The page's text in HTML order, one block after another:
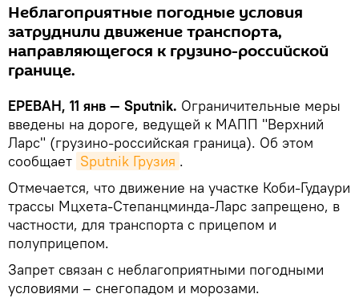
Неблагоприятные погодные условия
затруднили движение транспорта,
направляющегося к грузино-российской
границе.
ЕРЕВАН, 11 янв — Sputnik. Ограничительные меры
введены на дороге, ведущей к МАПП "Верхний
Ларс" (грузино-российская граница). Об этом
сообщает Sputnik Грузия .
Отмечается, что движение на участке Коби-Гудаури
трассы Мцхета-Степанцминда-Ларс запрещено, в
частности, для транспорта с прицепом и
полуприцепом.
Запрет связан с неблагоприятными погодными
условиями – снегопадом и морозами.